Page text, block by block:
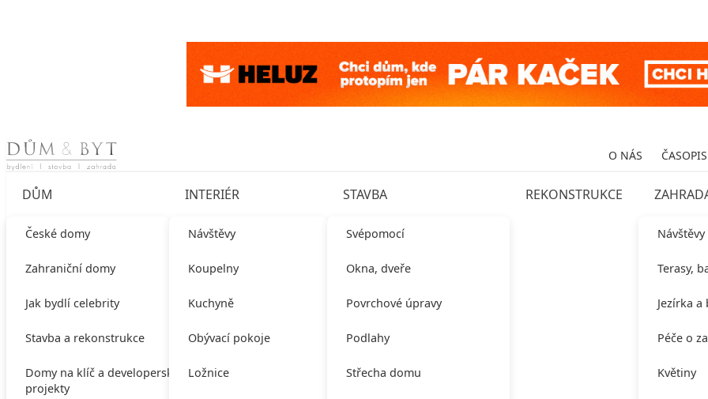
Skip to content O NÁS ČASOPIS
DŮM
České domy
Zahraniční domy
Jak bydlí celebrity
Stavba a rekonstrukce
Domy na klíč a developerské
projekty
INTERIÉR
Návštěvy
Koupelny
Kuchyně
Obývací pokoje
Ložnice
STAVBA
Svépomocí
Okna, dveře
Povrchové úpravy
Podlahy
Střecha domu
REKONSTRUKCE
Terasy,
Jezírka a
Péče o
Květiny